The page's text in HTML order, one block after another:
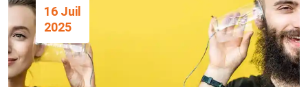
16 Juil
2025